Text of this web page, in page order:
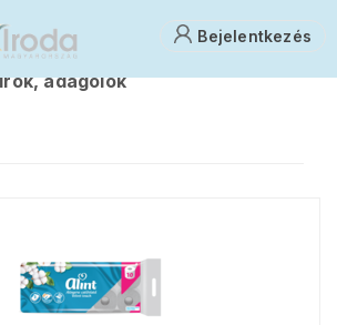
Bejelentkezés
Higiéniai vegyi és papír termékek
adagolók